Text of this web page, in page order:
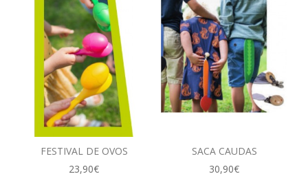
FESTIVAL DE OVOS
23,90€
SACA CAUDAS
30,90€